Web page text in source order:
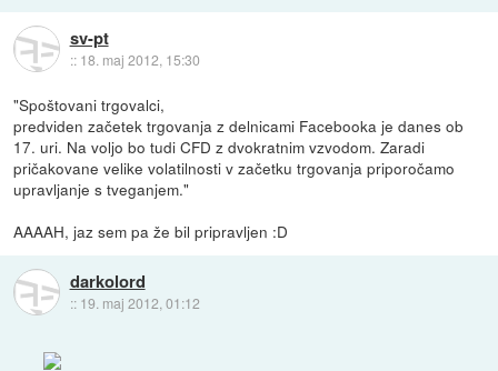
sv-pt
:: 18. maj 2012, 15:30
"Spoštovani trgovalci,
predviden začetek trgovanja z delnicami Facebooka je danes ob
17. uri. Na voljo bo tudi CFD z dvokratnim vzvodom. Zaradi
pričakovane velike volatilnosti v začetku trgovanja priporočamo
upravljanje s tveganjem."
AAAAH, jaz sem pa že bil pripravljen :D
darkolord
:: 19. maj 2012, 01:12